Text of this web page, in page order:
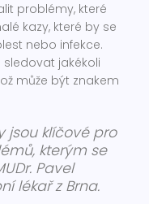
problémy, které
kazy, které by se
nebo infekce.
jakékoli
může být znakem
jsou klíčové pro
kterým se
Pavel
lékař z Brna.